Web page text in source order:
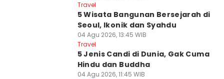
Travel
5 Wisata Bangunan Bersejarah di
Seoul, Ikonik dan Syahdu
04 Agu 2026, 13:45 WIB
Travel
5 Jenis Candi di Dunia, Gak Cuma
Hindu dan Buddha
04 Agu 2026, 11:45 WIB